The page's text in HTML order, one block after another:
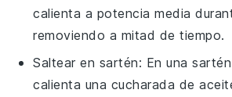
calienta a potencia media
removiendo a mitad de tiempo.
Saltear en sartén: En una
calienta una cucharada de